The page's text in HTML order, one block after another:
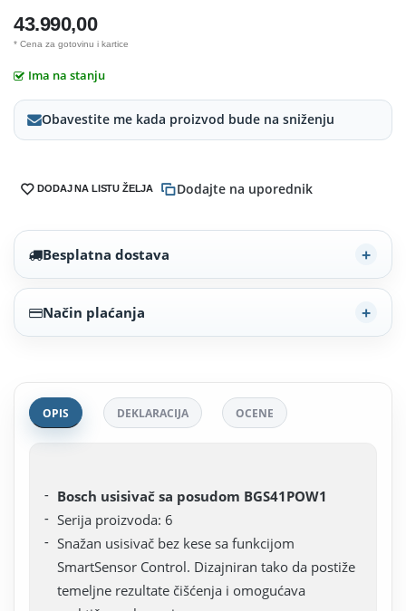
43.990,00
* Cena za gotovinu i kartice
Ima na stanju
Obavestite me kada proizvod bude na sniženju
DODAJ NA LISTU ŽELJA Dodajte na uporednik
Besplatna dostava
Način plaćanja
OPIS DEKLARACIJA OCENE
Bosch usisivač sa posudom BGS41POW1
Serija proizvoda: 6
Snažan usisivač bez kese sa funkcijom
SmartSensor Control. Dizajniran tako da postiže
temeljne rezultate čišćenja i omogućava